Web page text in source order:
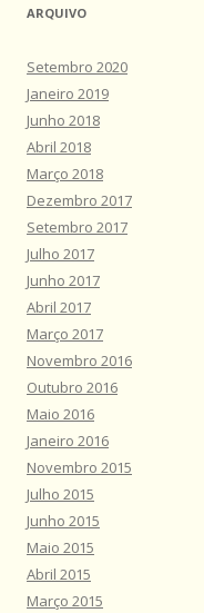
ARQUIVO
Setembro 2020
Janeiro 2019
Junho 2018
Abril 2018
Março 2018
Dezembro 2017
Setembro 2017
Julho 2017
Junho 2017
Abril 2017
Março 2017
Novembro 2016
Outubro 2016
Maio 2016
Janeiro 2016
Novembro 2015
Julho 2015
Junho 2015
Maio 2015
Abril 2015
Março 2015